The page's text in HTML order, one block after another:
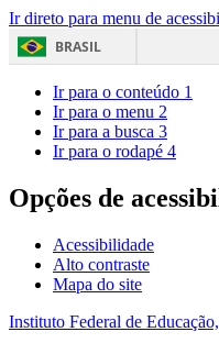
Ir direto para menu de
BRASIL
Ir para o conteúdo 1
Ir para o menu 2
Ir para a busca 3
Ir para o rodapé 4
Opções de
Acessibilidade
Alto contraste
Mapa do site
Instituto Federal de